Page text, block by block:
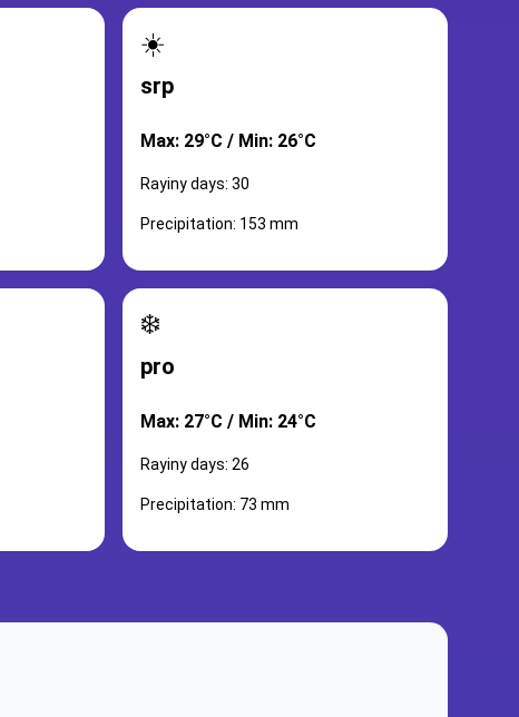
☀️
srp
Max: 29°C / Min: 26°C
Rayiny days: 30
Precipitation: 153 mm
❄️
pro
Max: 27°C / Min: 24°C
Rayiny days: 26
Precipitation: 73 mm